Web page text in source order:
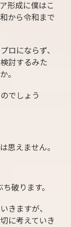
形成に僕はこ
から令和まで
ロにならず、
討するみた
。
でしょう
思えません。
破ります。
きますが、
に考えていき